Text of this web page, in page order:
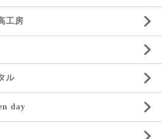
工房
ル
day